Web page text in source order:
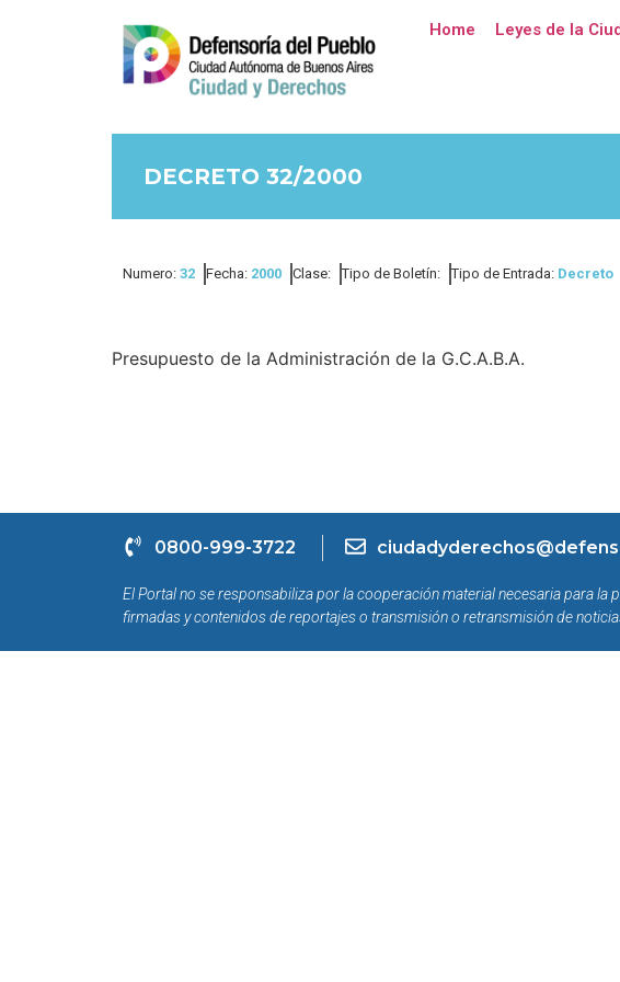
Home Leyes de la
DECRETO 32/2000
Numero: 32 Fecha: 2000 Clase: Tipo de Boletín: Tipo de Entrada: Decreto
Presupuesto de la Administración de la G.C.A.B.A.
0800-999-3722
El Portal no se responsabiliza por la cooperación material necesaria para
firmadas y contenidos de reportajes o transmisión o retransmisión de